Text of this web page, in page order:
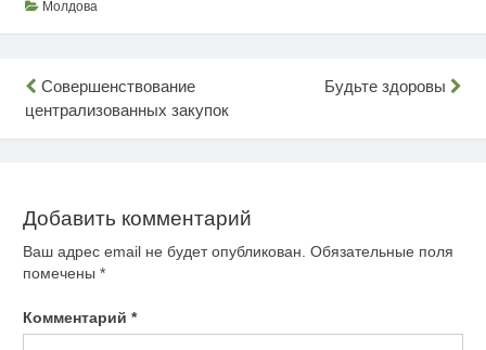
Молдова
Навигация
по
Совершенствование
централизованных закупок
Будьте здоровы
Добавить комментарий
Ваш адрес email не будет опубликован. Обязательные поля
помечены *
Комментарий *